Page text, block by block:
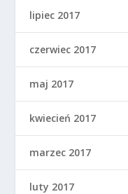
lipiec 2017
czerwiec 2017
maj 2017
kwiecień 2017
marzec 2017
luty 2017